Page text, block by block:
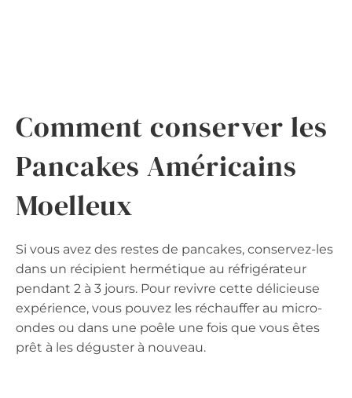
Comment conserver les
Pancakes Américains
Moelleux
Si vous avez des restes de pancakes, conservez-les
dans un récipient hermétique au réfrigérateur
pendant 2 à 3 jours. Pour revivre cette délicieuse
expérience, vous pouvez les réchauffer au micro-
ondes ou dans une poêle une fois que vous êtes
prêt à les déguster à nouveau.